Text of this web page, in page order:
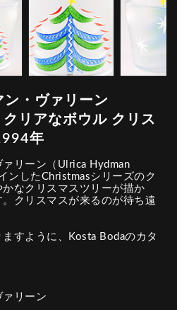
ン・ヴァリーン
リアなボウル クリス
年
リーン（Ulrica Hydman
ンしたChristmasシリーズのク
なクリスマスツリーが描か
クリスマスが来るのが待ち遠
すように、Kosta Bodaのカタ
リーン